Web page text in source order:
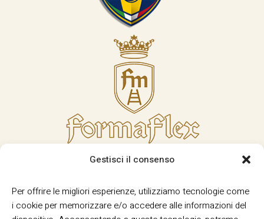
Gestisci il consenso
Per offrire le migliori esperienze, utilizziamo tecnologie come
i cookie per memorizzare e/o accedere alle informazioni del